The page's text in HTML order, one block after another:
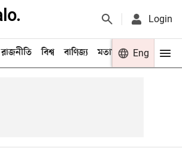
Login
রাজনীতি বিশ্ব বাণিজ্য মতামত খেলা
Eng